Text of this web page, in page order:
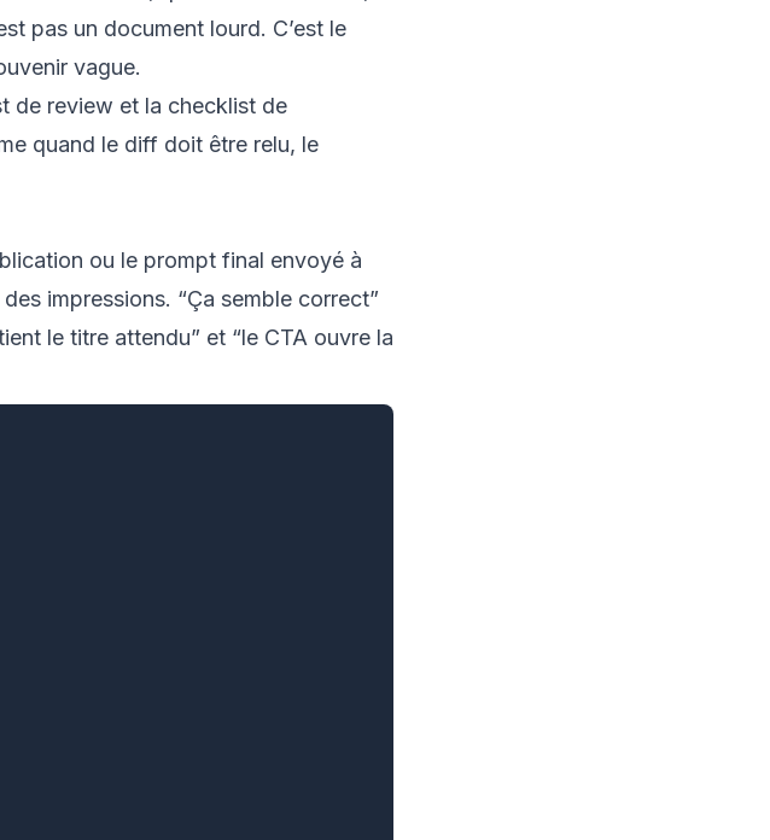
pas un document lourd. C’est le
vague.
de review et la checklist de
quand le diff doit être relu, le
ou le prompt final envoyé à
impressions. “Ça semble correct”
le titre attendu” et “le CTA ouvre la